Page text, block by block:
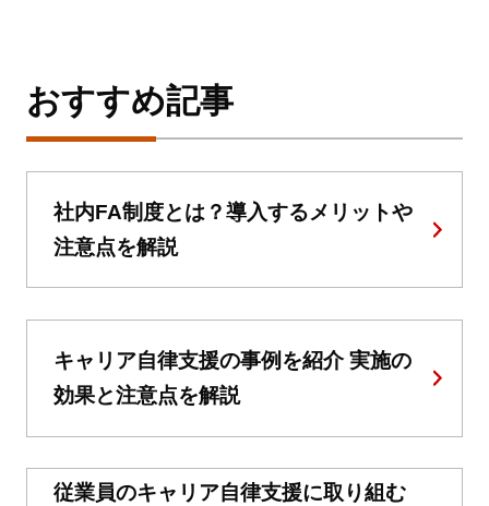
おすすめ記事
社内FA制度とは？導入するメリットや
注意点を解説
キャリア自律支援の事例を紹介 実施の
効果と注意点を解説
従業員のキャリア自律支援に取り組む